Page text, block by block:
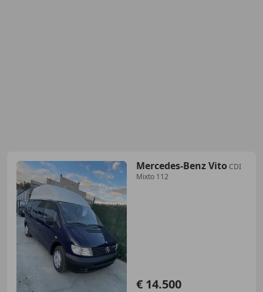
Mercedes-Benz Vito CDI
Mixto 112
€ 14.500